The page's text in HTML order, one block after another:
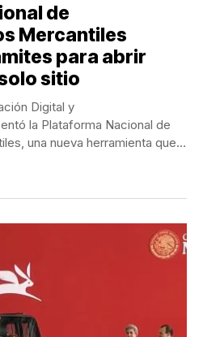
de
Mercantiles
para abrir
sitio
Digital y
la Plataforma Nacional de
una nueva herramienta que